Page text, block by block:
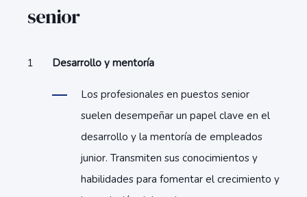
senior
Desarrollo y mentoría
Los profesionales en puestos senior
suelen desempeñar un papel clave en el
desarrollo y la mentoría de empleados
junior. Transmiten sus conocimientos y
habilidades para fomentar el crecimiento y